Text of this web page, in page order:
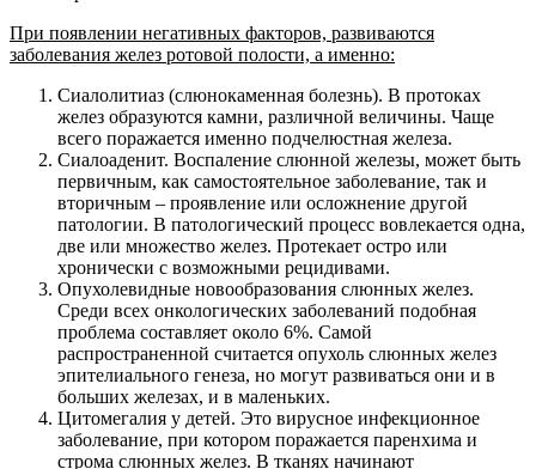
При появлении негативных факторов, развиваются
заболевания желез ротовой полости, а именно:
Сиалолитиаз (слюнокаменная болезнь). В протоках
желез образуются камни, различной величины. Чаще
всего поражается именно подчелюстная железа.
Сиалоаденит. Воспаление слюнной железы, может быть
первичным, как самостоятельное заболевание, так и
вторичным – проявление или осложнение другой
патологии. В патологический процесс вовлекается одна,
две или множество желез. Протекает остро или
хронически с возможными рецидивами.
Опухолевидные новообразования слюнных желез.
Среди всех онкологических заболеваний подобная
проблема составляет около 6%. Самой
распространенной считается опухоль слюнных желез
эпителиального генеза, но могут развиваться они и в
больших железах, и в маленьких.
Цитомегалия у детей. Это вирусное инфекционное
заболевание, при котором поражается паренхима и
строма слюнных желез. В тканях начинают